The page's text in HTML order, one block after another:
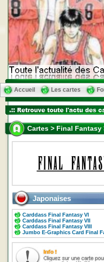
Accueil Les cartes
Cartes > Final Fantasy
Japonaises
Carddass Final Fantasy VI
Carddass Final Fantasy VII
Carddass Final Fantasy VIII
Jumbo E-Graphics Card Final